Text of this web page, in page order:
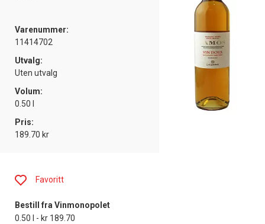
Varenummer:
11414702
Utvalg:
Uten utvalg
Volum:
0.50 l
Pris:
189.70 kr
Favoritt
Bestill fra Vinmonopolet
0.50 l - kr 189.70